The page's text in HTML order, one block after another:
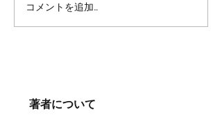
企業成長には、「コミュ
ニティ」をターゲットと
コメントを追加…
著者について